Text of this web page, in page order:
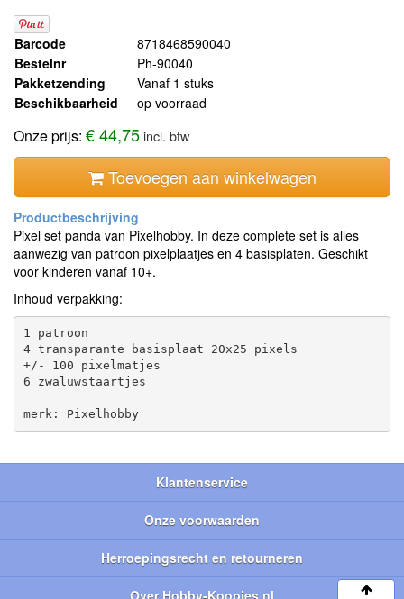
Barcode
8718468590040
Bestelnr
Ph-90040
Pakketzending
Vanaf 1 stuks
Beschikbaarheid
op voorraad
Onze prijs: € 44,75incl. btw
Toevoegen aan winkelwagen
Pixel set panda van Pixelhobby. In deze complete set is alles
aanwezig van patroon pixelplaatjes en 4 basisplaten. Geschikt
voor kinderen vanaf 10+.
Inhoud verpakking:
1 patroon
4 transparante basisplaat 20x25 pixels
+/- 100 pixelmatjes
6 zwaluwstaartjes
merk: Pixelhobby
Klantenservice
Onze voorwaarden
Herroepingsrecht en retourneren
Over Hobby-Koopjes.nl